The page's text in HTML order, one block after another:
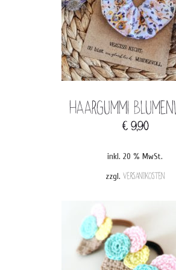
Haargummi
€ 9,90
inkl. 20 % MwSt.
zzgl. Versandkosten